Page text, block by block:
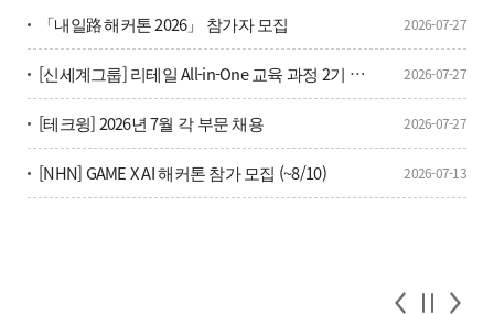
「내일路 해커톤 2026」 참가자 모집 2026-07-27
[신세계그룹] 리테일 All-in-One 교육 과정 2기 모집 2026-07-27
[테크윙] 2026년 7월 각 부문 채용 2026-07-27
[NHN] GAME X AI 해커톤 참가 모집 (~8/10) 2026-07-13